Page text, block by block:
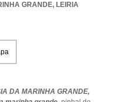
GRANDE, LEIRIA
DA MARINHA GRANDE,